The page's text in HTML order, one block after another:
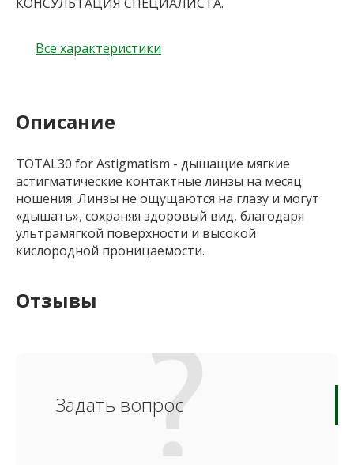
Все характеристики
Описание
TOTAL30 for Astigmatism - дышащие мягкие
астигматические контактные линзы на месяц
ношения. Линзы не ощущаются на глазу и могут
«дышать», сохраняя здоровый вид, благодаря
ультрамягкой поверхности и высокой
кислородной проницаемости.
Отзывы
Задать вопрос